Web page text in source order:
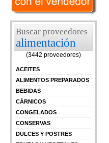
Buscar proveedores
alimentación
(3442 proveedores)
ACEITES
ALIMENTOS PREPARADOS
BEBIDAS
CÁRNICOS
CONGELADOS
CONSERVAS
DULCES Y POSTRES